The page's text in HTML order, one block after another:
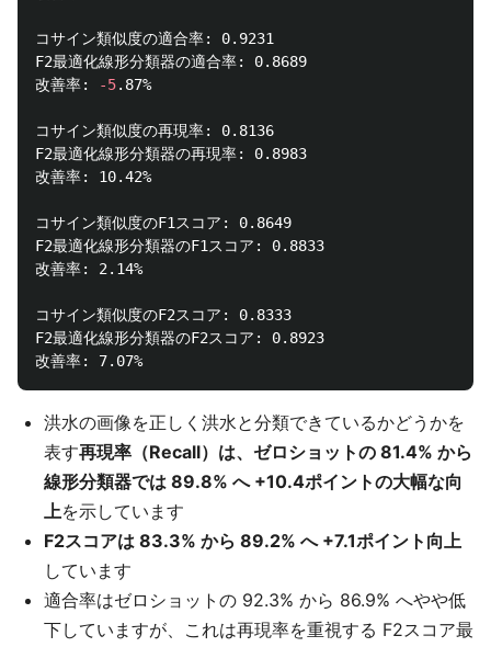
コサイン類似度の適合率: 0.9231
F2最適化線形分類器の適合率: 0.8689
改善率:
-5.87%
コサイン類似度の再現率: 0.8136
F2最適化線形分類器の再現率: 0.8983
改善率: 10.42%
コサイン類似度のF1スコア: 0.8649
F2最適化線形分類器のF1スコア: 0.8833
改善率: 2.14%
コサイン類似度のF2スコア: 0.8333
F2最適化線形分類器のF2スコア: 0.8923
洪水の画像を正しく洪水と分類できているかどうかを
表す再現率（Recall）は、ゼロショットの 81.4% から
線形分類器では 89.8% へ +10.4ポイントの大幅な向
上を示しています
F2スコアは 83.3% から 89.2% へ +7.1ポイント向上
しています
適合率はゼロショットの 92.3% から 86.9% へやや低
下していますが、これは再現率を重視する F2スコア最